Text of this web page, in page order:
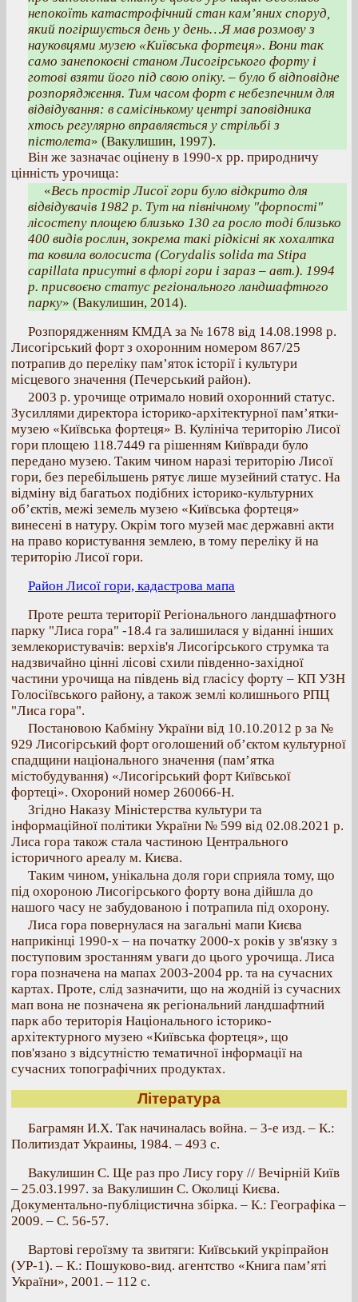
непокоїть катастрофічний стан кам’яних споруд,
який погіршується день у день…Я мав розмову з
науковцями музею «Київська фортеця». Вони так
само занепокоєні станом Лисогірського форту і
готові взяти його під свою опіку. – було б відповідне
розпорядження. Тим часом форт є небезпечним для
відвідування: в самісінькому центрі заповідника
хтось регулярно вправляється у стрільбі з
пістолета» (Вакулишин, 1997).
Він же зазначає оцінену в 1990-х рр. природничу
цінність урочища:
«Весь простір Лисої гори було відкрито для
відвідувачів 1982 р. Тут на північному "форпості"
лісостепу площею близько 130 га росло тоді близько
400 видів рослин, зокрема такі рідкісні як хохалтка
та ковила волосиста (Corydalis solida та Stipa
capillata присутні в флорі гори і зараз – авт.). 1994
р. присвоєно статус регіонального ландшафтного
парку» (Вакулишин, 2014).
Розпорядженням КМДА за № 1678 від 14.08.1998 р.
Лисогірський форт з охоронним номером 867/25
потрапив до переліку пам’яток історії і культури
місцевого значення (Печерський район).
2003 р. урочище отримало новий охоронний статус.
Зусиллями директора історико-архітектурної пам’ятки-
музею «Київська фортеця» В. Кулініча територію Лисої
гори площею 118.7449 га рішенням Київради було
передано музею. Таким чином наразі територію Лисої
гори, без перебільшень рятує лише музейний статус. На
відміну від багатьох подібних історико-культурних
об’єктів, межі земель музею «Київська фортеця»
винесені в натуру. Окрім того музей має державні акти
на право користування землею, в тому переліку й на
територію Лисої гори.
Район Лисої гори, кадастрова мапа
Проте решта території Регіонального ландшафтного
парку "Лиса гора" -18.4 га залишилася у віданні інших
землекористувачів: верхів'я Лисогірського струмка та
надзвичайно цінні лісові схили південно-західної
частини урочища на південь від гласісу форту – КП УЗН
Голосіївського району, а також землі колишнього РПЦ
"Лиса гора".
Постановою Кабміну України від 10.10.2012 р за №
929 Лисогірський форт оголошений об’єктом культурної
спадщини національного значення (пам’ятка
містобудування) «Лисогірський форт Київської
фортеці». Охороний номер 260066-Н.
Згідно Наказу Міністерства культури та
інформаційної політики України № 599 від 02.08.2021 р.
Лиса гора також стала частиною Центрального
історичного ареалу м. Києва.
Таким чином, унікальна доля гори сприяла тому, що
під охороною Лисогірського форту вона дійшла до
нашого часу не забудованою і потрапила під охорону.
Лиса гора повернулася на загальні мапи Києва
наприкінці 1990-х – на початку 2000-х років у зв'язку з
поступовим зростанням уваги до цього урочища. Лиса
гора позначена на мапах 2003-2004 рр. та на сучасних
картах. Проте, слід зазначити, що на жодній із сучасних
мап вона не позначена як регіональний ландшафтний
парк або територія Національного історико-
архітектурного музею «Київська фортеця», що
пов'язано з відсутністю тематичної інформації на
сучасних топографічних продуктах.
Література
Баграмян И.Х. Так начиналась война. – 3-е изд. – К.:
Политиздат Украины, 1984. – 493 с.
Вакулишин С. Ще раз про Лису гору // Вечірній Київ
– 25.03.1997. за Вакулишин С. Околиці Києва.
Документально-публіцистична збірка. – К.: Географіка –
2009. – С. 56-57.
Вартові героїзму та звитяги: Київський укріпрайон
(УР-1). – К.: Пошуково-вид. агентство «Книга пам’яті
України», 2001. – 112 с.